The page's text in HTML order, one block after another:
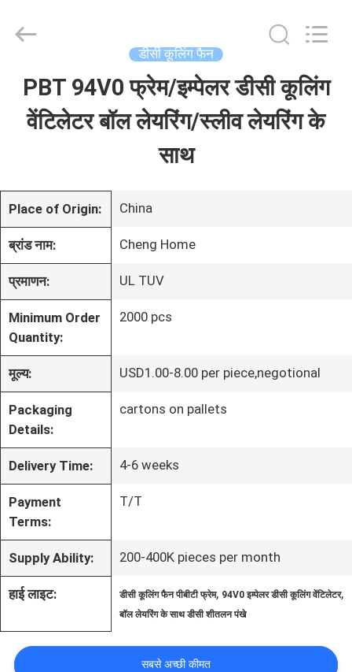
वीआर
दिखाएँ
हमारे
बारे
में
कारखाना
भ्रमण
गुणवत्ता
नियंत्रण
संपर्क
करें
Home
Electronics
Reserved.
डीसी कूलिंग फैन
PBT 94V0 फ्रेम/इम्पेलर डीसी कूलिंग
वेंटिलेटर बॉल लेयरिंग/स्लीव लेयरिंग के
साथ
Place of Origin: China
ब्रांड नाम: Cheng Home
प्रमाणन: UL TUV
Minimum Order
Quantity:
2000 pcs
मूल्य: USD1.00-8.00 per piece,negotional
Packaging
Details:
cartons on pallets
Delivery Time: 4-6 weeks
Payment
Terms:
T/T
Supply Ability: 200-400K pieces per month
हाई लाइट: डीसी कूलिंग फैन पीबीटी फ्रेम, 94V0 इम्पेलर डीसी कूलिंग वेंटिलेटर,
बॉल लेयरिंग के साथ डीसी शीतलन पंखे
सबसे अच्छी कीमत